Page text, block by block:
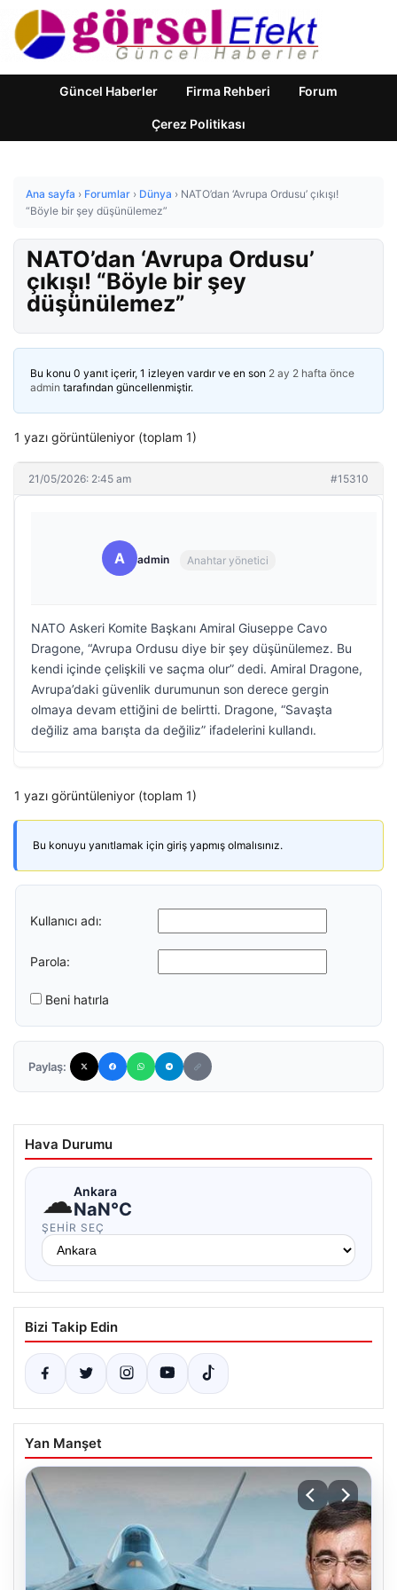
Güncel Haberler Firma Rehberi Forum
Çerez Politikası
Ana sayfa › Forumlar › Dünya › NATO’dan ‘Avrupa Ordusu’ çıkışı!
“Böyle bir şey düşünülemez”
NATO’dan ‘Avrupa Ordusu’
çıkışı! “Böyle bir şey
düşünülemez”
Bu konu 0 yanıt içerir, 1 izleyen vardır ve en son 2 ay 2 hafta önce
admin tarafından güncellenmiştir.
1 yazı görüntüleniyor (toplam 1)
21/05/2026: 2:45 am #15310
A admin Anahtar yönetici
NATO Askeri Komite Başkanı Amiral Giuseppe Cavo
Dragone, “Avrupa Ordusu diye bir şey düşünülemez. Bu
kendi içinde çelişkili ve saçma olur” dedi. Amiral Dragone,
Avrupa’daki güvenlik durumunun son derece gergin
olmaya devam ettiğini de belirtti. Dragone, “Savaşta
değiliz ama barışta da değiliz” ifadelerini kullandı.
1 yazı görüntüleniyor (toplam 1)
Bu konuyu yanıtlamak için giriş yapmış olmalısınız.
Kullanıcı adı:
Parola:
Beni hatırla
Paylaş:
Hava Durumu
☁Ankara
NaN°C
ŞEHIR SEÇ
Bizi Takip Edin
Yan Manşet